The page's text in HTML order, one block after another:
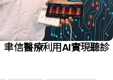
信醫療利用AI實現聽診